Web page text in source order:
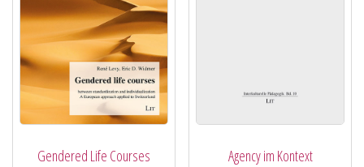
Gendered Life Courses
Agency im Kontext